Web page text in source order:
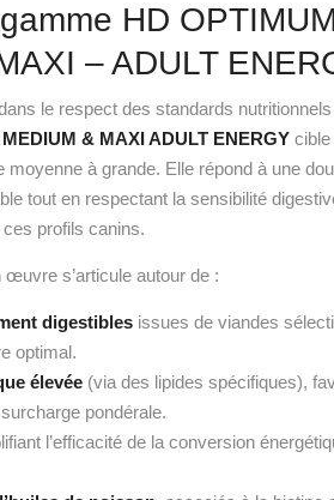
HD
– ADULT
le respect des standards
& MAXI ADULT ENERGY
moyenne à grande. Elle répond à une
tout en respectant la sensibilité
profils canins.
s’articule autour de :
digestibles issues de viandes
optimal.
élevée (via des lipides spécifiques),
pondérale.
l’efficacité de la conversion